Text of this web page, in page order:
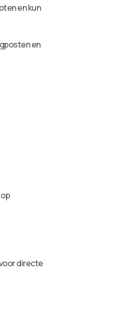
en kun
en
directe